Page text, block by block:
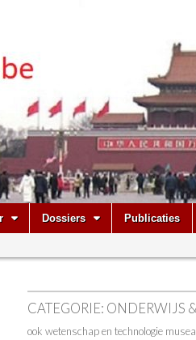
Dossiers Publicaties
CATEGORIE: ONDERWIJS
ook wetenschap en technologie